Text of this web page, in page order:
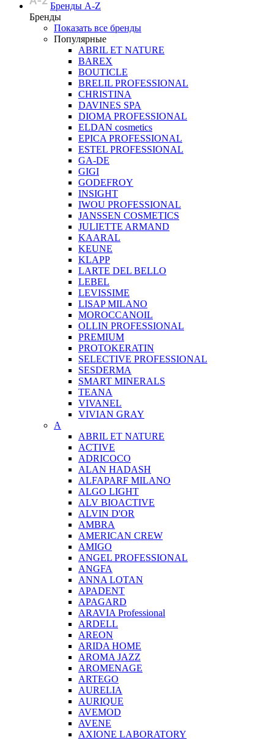
Бренды A-Z
Бренды
Показать все бренды
Популярные
ABRIL ET NATURE
BAREX
BOUTICLE
BRELIL PROFESSIONAL
CHRISTINA
DAVINES SPA
DIOMA PROFESSIONAL
ELDAN cosmetics
EPICA PROFESSIONAL
ESTEL PROFESSIONAL
GA-DE
GIGI
GODEFROY
INSIGHT
IWOU PROFESSIONAL
JANSSEN COSMETICS
JULIETTE ARMAND
KAARAL
KEUNE
KLAPP
LARTE DEL BELLO
LEBEL
LEVISSIME
LISAP MILANO
MOROCCANOIL
OLLIN PROFESSIONAL
PREMIUM
PROTOKERATIN
SELECTIVE PROFESSIONAL
SESDERMA
SMART MINERALS
TEANA
VIVANEL
VIVIAN GRAY
A
ABRIL ET NATURE
ACTIVE
ADRICOCO
ALAN HADASH
ALFAPARF MILANO
ALGO LIGHT
ALV BIOACTIVE
ALVIN D'OR
AMBRA
AMERICAN CREW
AMIGO
ANGEL PROFESSIONAL
ANGFA
ANNA LOTAN
APADENT
APAGARD
ARAVIA Professional
ARDELL
AREON
ARIDA HOME
AROMA JAZZ
AROMENAGE
ARTEGO
AURELIA
AURIQUE
AVEMOD
AVENE
AXIONE LABORATORY